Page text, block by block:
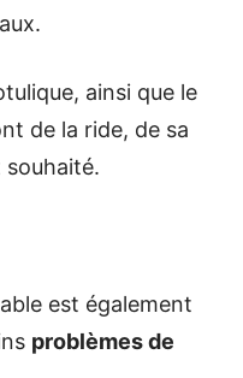
ainsi que le
de la ride, de sa
est également
problèmes de